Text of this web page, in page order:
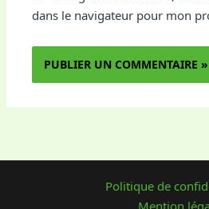
dans le navigateur pour mon
Politique de